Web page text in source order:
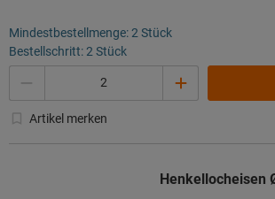
Mindestbestellmenge: 2 Stück
Bestellschritt: 2 Stück
Artikel merken
Henkellocheisen